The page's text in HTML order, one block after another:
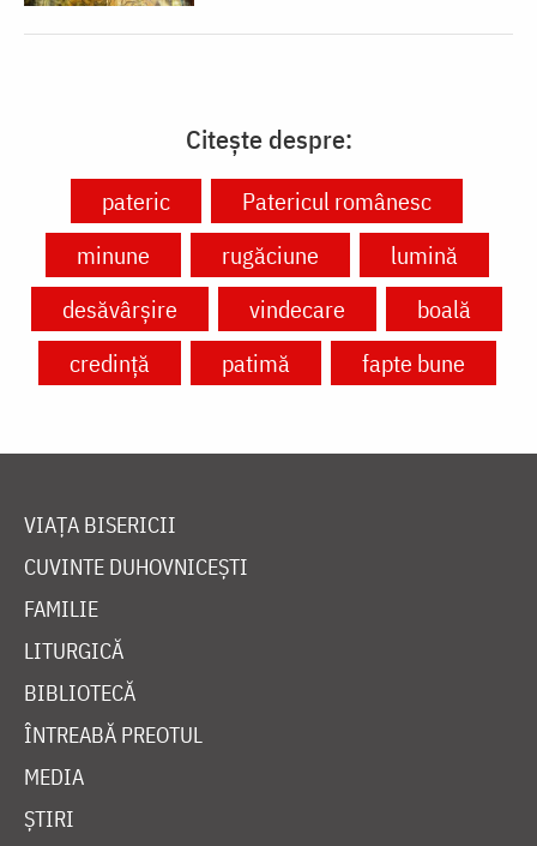
Citește despre:
pateric
Patericul românesc
minune
rugăciune
lumină
desăvârșire
vindecare
boală
credință
patimă fapte bune
VIAȚA BISERICII
CUVINTE DUHOVNICEȘTI
FAMILIE
LITURGICĂ
BIBLIOTECĂ
ÎNTREABĂ PREOTUL
MEDIA
ȘTIRI